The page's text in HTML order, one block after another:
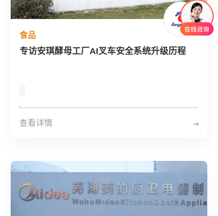
食品
专访安琪酵母工厂AI叉车安全系统升级历程
查看详情